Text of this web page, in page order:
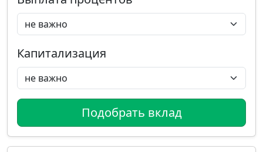
Капитализация
Подобрать вклад